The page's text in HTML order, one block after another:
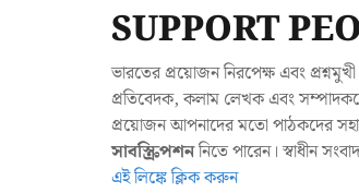
SUPPORT
ভারতের প্রয়োজন নিরপেক্ষ এবং
প্রতিবেদক, কলাম লেখক এবং
প্রয়োজন আপনাদের মতো পাঠকদের
সাবস্ক্রিপশননিতে পারেন। স্বাধীন
এই লিঙ্কে ক্লিক করুন